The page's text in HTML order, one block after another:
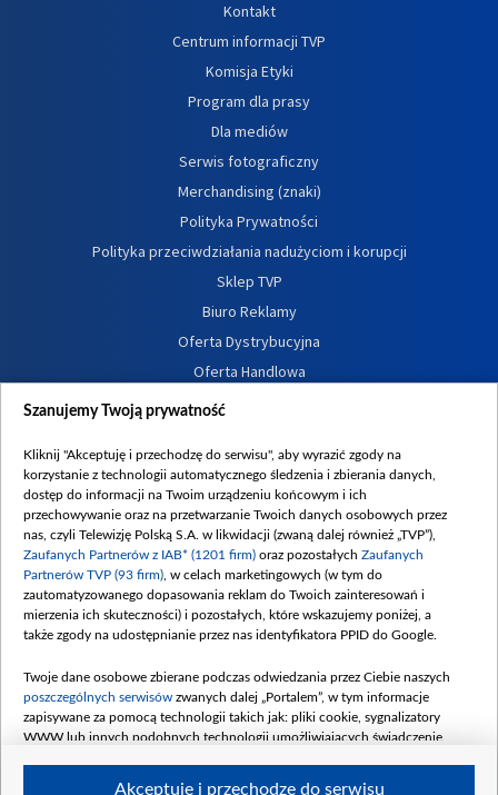
Kontakt
Centrum informacji TVP
Komisja Etyki
Program dla prasy
Dla mediów
Serwis fotograficzny
Merchandising (znaki)
Polityka Prywatności
Polityka przeciwdziałania nadużyciom i korupcji
Sklep TVP
Biuro Reklamy
Oferta Dystrybucyjna
Oferta Handlowa
Dostępność
Procedura zgłoszeń wewnętrznych
Szanujemy Twoją prywatność
Kliknij "Akceptuję i przechodzę do serwisu", aby wyrazić zgody na
korzystanie z technologii automatycznego śledzenia i zbierania danych,
dostęp do informacji na Twoim urządzeniu końcowym i ich
przechowywanie oraz na przetwarzanie Twoich danych osobowych przez
nas, czyli Telewizję Polską S.A. w likwidacji (zwaną dalej również „TVP”),
Zaufanych Partnerów z IAB* (1201 firm) oraz pozostałych Zaufanych
Partnerów TVP (93 firm) , w celach marketingowych (w tym do
zautomatyzowanego dopasowania reklam do Twoich zainteresowań i
mierzenia ich skuteczności) i pozostałych, które wskazujemy poniżej, a
także zgody na udostępnianie przez nas identyfikatora PPID do Google.
Twoje dane osobowe zbierane podczas odwiedzania przez Ciebie naszych
poszczególnych serwisów zwanych dalej „Portalem”, w tym informacje
zapisywane za pomocą technologii takich jak: pliki cookie, sygnalizatory
WWW lub innych podobnych technologii umożliwiających świadczenie
Akceptuję i przechodzę do serwisu